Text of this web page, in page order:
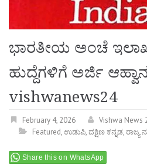
ಭಾರತೀಯ ಅಂಚೆ
ಹುದ್ದೆಗಳಿಗೆ ಅರ್ಜಿ
vishwanews24
February 4, 2026
Vishwa News
Featured,ಉಡುಪಿ,ದಕ್ಷಿಣ ಕನ್ನಡ,ರಾಜ್ಯ
Share this on WhatsApp